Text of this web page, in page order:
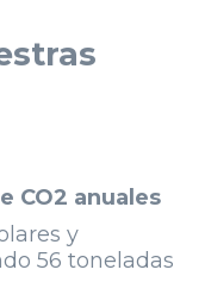
CO2 anuales
y
56 toneladas